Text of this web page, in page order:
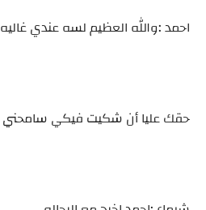
احمد :والله العظيم لسه عندي غاليه
حقك عليا أن شكيت فيكي سامحني